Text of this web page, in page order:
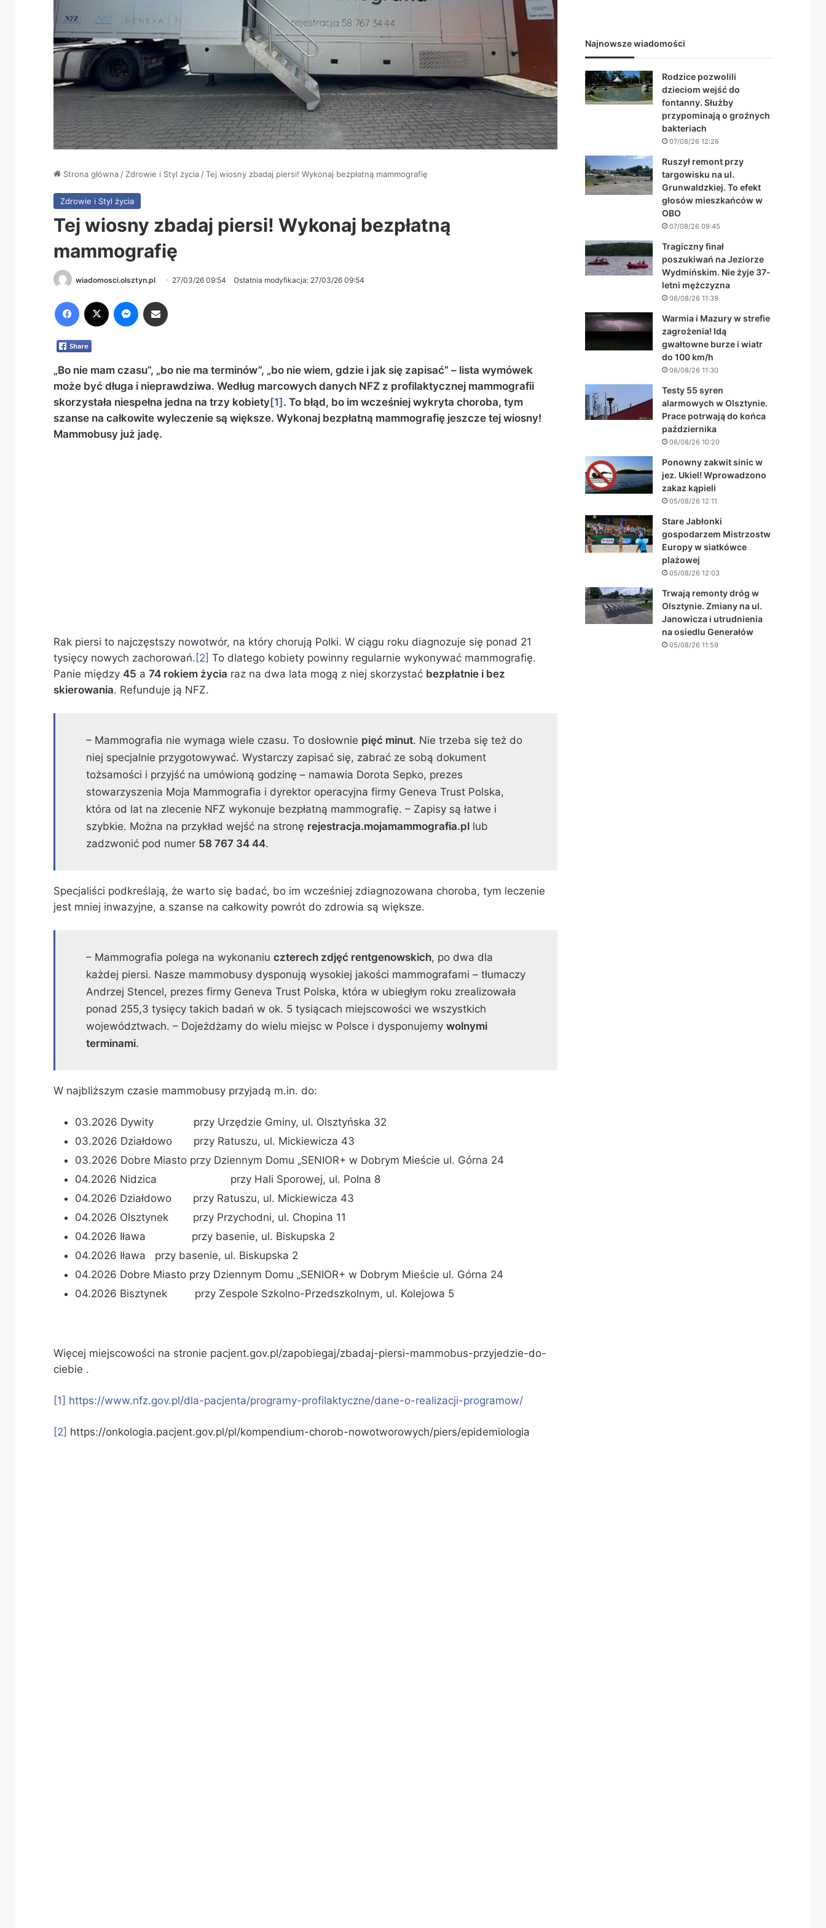
Strona główna / Zdrowie i Styl życia /Tej wiosny zbadaj piersi! Wykonaj bezpłatną mammografię
Zdrowie i Styl życia
Tej wiosny zbadaj piersi! Wykonaj bezpłatną
mammografię
wiadomosci.olsztyn.pl 27/03/26 09:54 Ostatnia modyfikacja: 27/03/26 09:54
„Bo nie mam czasu”, „bo nie ma terminów”, „bo nie wiem, gdzie i jak się zapisać” – lista wymówek
może być długa i nieprawdziwa. Według marcowych danych NFZ z profilaktycznej mammografii
skorzystała niespełna jedna na trzy kobiety[1]. To błąd, bo im wcześniej wykryta choroba, tym
szanse na całkowite wyleczenie są większe. Wykonaj bezpłatną mammografię jeszcze tej wiosny!
Mammobusy już jadę.
Rak piersi to najczęstszy nowotwór, na który chorują Polki. W ciągu roku diagnozuje się ponad 21
tysięcy nowych zachorowań. [2] To dlatego kobiety powinny regularnie wykonywać mammografię.
Panie między 45 a 74 rokiem życia raz na dwa lata mogą z niej skorzystać bezpłatnie i bez
skierowania. Refunduje ją NFZ.
– Mammografia nie wymaga wiele czasu. To dosłownie pięć minut. Nie trzeba się też do
niej specjalnie przygotowywać. Wystarczy zapisać się, zabrać ze sobą dokument
tożsamości i przyjść na umówioną godzinę – namawia Dorota Sepko, prezes
stowarzyszenia Moja Mammografia i dyrektor operacyjna firmy Geneva Trust Polska,
która od lat na zlecenie NFZ wykonuje bezpłatną mammografię. – Zapisy są łatwe i
szybkie. Można na przykład wejść na stronę rejestracja.mojamammografia.pl lub
zadzwonić pod numer 58 767 34 44.
Specjaliści podkreślają, że warto się badać, bo im wcześniej zdiagnozowana choroba, tym leczenie
jest mniej inwazyjne, a szanse na całkowity powrót do zdrowia są większe.
– Mammografia polega na wykonaniu czterech zdjęć rentgenowskich, po dwa dla
każdej piersi. Nasze mammobusy dysponują wysokiej jakości mammografami – tłumaczy
Andrzej Stencel, prezes firmy Geneva Trust Polska, która w ubiegłym roku zrealizowała
ponad 255,3 tysięcy takich badań w ok. 5 tysiącach miejscowości we wszystkich
województwach. – Dojeżdżamy do wielu miejsc w Polsce i dysponujemy wolnymi
terminami.
W najbliższym czasie mammobusy przyjadą m.in. do:
03.2026 Dywity przy Urzędzie Gminy, ul. Olsztyńska 32
03.2026 Działdowo przy Ratuszu, ul. Mickiewicza 43
03.2026 Dobre Miasto przy Dziennym Domu „SENIOR+ w Dobrym Mieście ul. Górna 24
04.2026 Nidzica przy Hali Sporowej, ul. Polna 8
04.2026 Działdowo przy Ratuszu, ul. Mickiewicza 43
04.2026 Olsztynek przy Przychodni, ul. Chopina 11
04.2026 Iława przy basenie, ul. Biskupska 2
04.2026 Iława przy basenie, ul. Biskupska 2
04.2026 Dobre Miasto przy Dziennym Domu „SENIOR+ w Dobrym Mieście ul. Górna 24
04.2026 Bisztynek przy Zespole Szkolno-Przedszkolnym, ul. Kolejowa 5
Więcej miejscowości na stronie pacjent.gov.pl/zapobiegaj/zbadaj-piersi-mammobus-przyjedzie-do-
ciebie .
[1] https://www.nfz.gov.pl/dla-pacjenta/programy-profilaktyczne/dane-o-realizacji-programow/
[2] https://onkologia.pacjent.gov.pl/pl/kompendium-chorob-nowotworowych/piers/epidemiologia
Najnowsze wiadomości
Rodzice pozwolili
dzieciom wejść do
fontanny. Służby
przypominają o groźnych
bakteriach
07/08/26 12:26
Ruszył remont przy
targowisku na ul.
Grunwaldzkiej. To efekt
głosów mieszkańców w
OBO
07/08/26 09:45
Tragiczny finał
poszukiwań na Jeziorze
Wydmińskim. Nie żyje 37-
letni mężczyzna
06/08/26 11:39
Warmia i Mazury w strefie
zagrożenia! Idą
gwałtowne burze i wiatr
do 100 km/h
06/08/26 11:30
Testy 55 syren
alarmowych w Olsztynie.
Prace potrwają do końca
października
06/08/26 10:20
Ponowny zakwit sinic w
jez. Ukiel! Wprowadzono
zakaz kąpieli
05/08/26 12:11
Stare Jabłonki
gospodarzem Mistrzostw
Europy w siatkówce
plażowej
05/08/26 12:03
Trwają remonty dróg w
Olsztynie. Zmiany na ul.
Janowicza i utrudnienia
na osiedlu Generałów
05/08/26 11:59